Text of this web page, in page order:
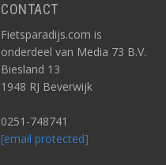
CONTACT
Fietsparadijs.com is
onderdeel van Media 73 B.V.
Biesland 13
1948 RJ Beverwijk
0251-748741
[email protected]